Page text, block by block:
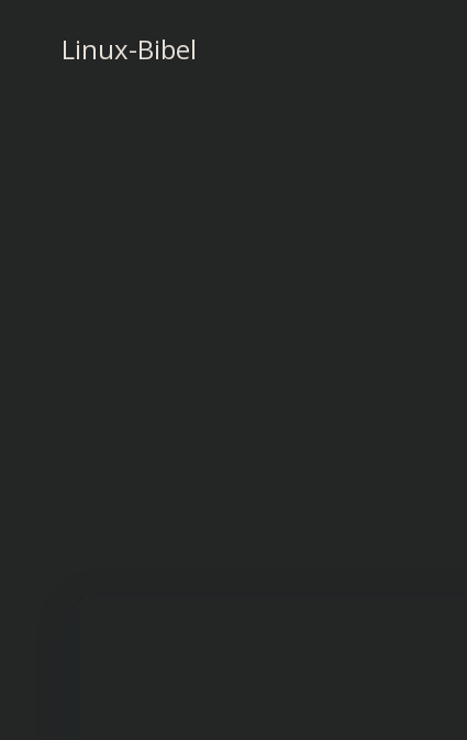
springenLinux-Bibel